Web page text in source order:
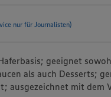
nur für Journalisten)
geeignet
als auch Desserts;
ausgezeichnet mit dem